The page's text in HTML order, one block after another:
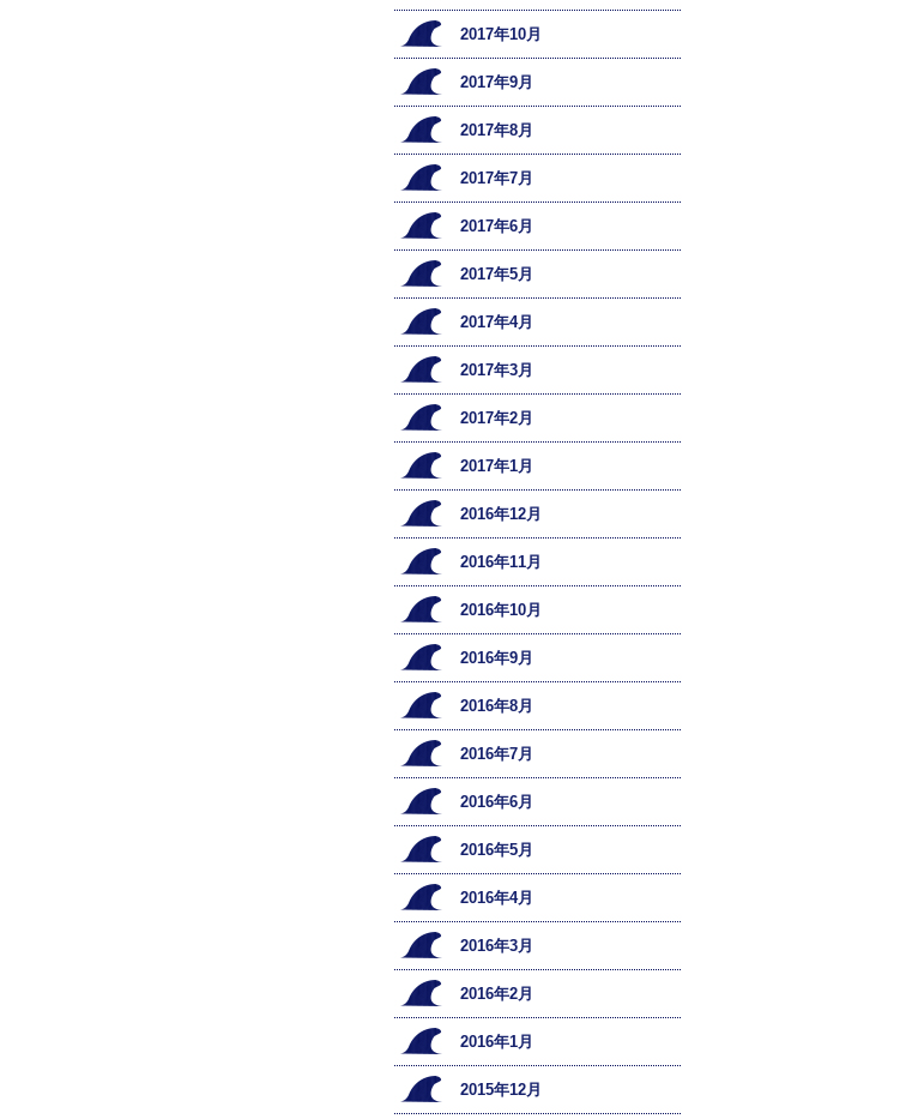
2017年10月
2017年9月
2017年8月
2017年7月
2017年6月
2017年5月
2017年4月
2017年3月
2017年2月
2017年1月
2016年12月
2016年11月
2016年10月
2016年9月
2016年8月
2016年7月
2016年6月
2016年5月
2016年4月
2016年3月
2016年2月
2016年1月
2015年12月